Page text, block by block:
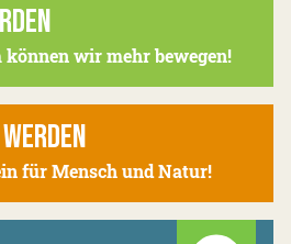
können wir mehr bewegen!
für Mensch und Natur!